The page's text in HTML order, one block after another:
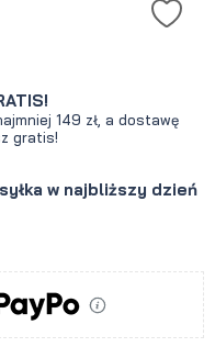
149 zł, a dostawę
gratis!
w najbliższy dzień